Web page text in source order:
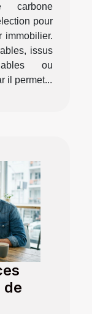
carbone
pour
immobilier.
issus
ou
il permet...
de